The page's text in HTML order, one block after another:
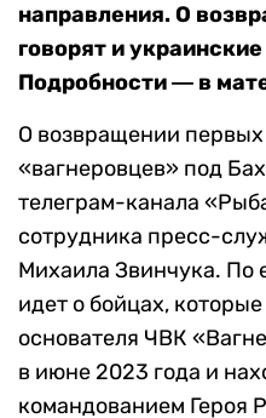
направления. О
говорят и
Подробности ― в
О возвращении
«вагнеровцев» под
телеграм-канала
сотрудника пресс-
Михаила Звинчука. По
идет о бойцах,
основателя ЧВК
в июне 2023 года и
командованием Героя